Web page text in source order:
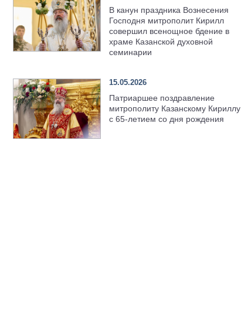
В канун праздника Вознесения
Господня митрополит Кирилл
совершил всенощное бдение в
храме Казанской духовной
семинарии
15.05.2026
Патриаршее поздравление
митрополиту Казанскому Кириллу
с 65-летием со дня рождения